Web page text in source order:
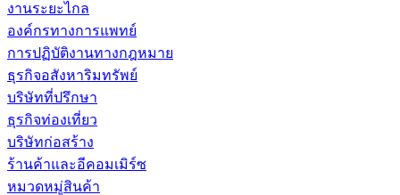
งานระยะไกล
องค์กรทางการแพทย์
การปฏิบัติงานทางกฎหมาย
ธุรกิจอสังหาริมทรัพย์
บริษัทที่ปรึกษา
ธุรกิจท่องเที่ยว
บริษัทก่อสร้าง
ร้านค้าและอีคอมเมิร์ซ
หมวดหมู่สินค้า